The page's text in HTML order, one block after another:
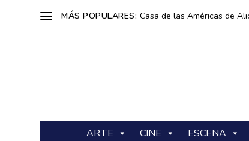
MÁS POPULARES: Casa de las Américas de
ARTE CINE ESCENA